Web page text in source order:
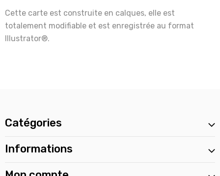
Cette carte est construite en calques, elle est
totalement modifiable et est enregistrée au format
Illustrator®.
Catégories
Informations